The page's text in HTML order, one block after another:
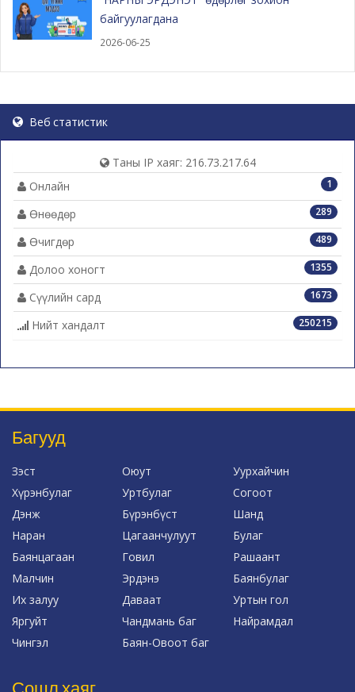
байгуулагдана
2026-06-25
Веб статистик
Таны IP хаяг: 216.73.217.64
1
Онлайн
289
Өнөөдөр
489
Өчигдөр
1355
Долоо хоногт
1673
Сүүлийн сард
250215
Нийт хандалт
Багууд
Зэст Оюут
Уурхайчин
Хүрэнбулаг
Уртбулаг
Согоот
Дэнж
Бүрэнбүст
Шанд
Наран
Цагаанчулуут
Булаг
Баянцагаан
Говил
Рашаант
Малчин
Эрдэнэ
Баянбулаг
Их залуу
Даваат
Уртын гол
Яргуйт
Чандмань баг
Найрамдал
Чингэл
Баян-Овоот баг
Сошл хаяг